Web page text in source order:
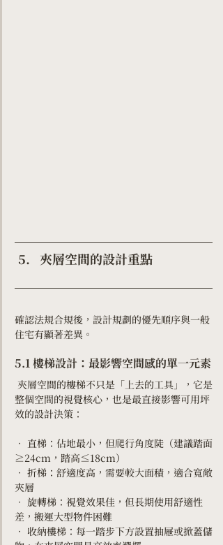
夾層空間的設計重點
確認法規合規後，設計規劃的優先順序與一般
住宅有顯著差異。
5.1 樓梯設計：最影響空間感的單一元素
夾層空間的樓梯不只是「上去的工具」，它是
整個空間的視覺核心，也是最直接影響可用坪
效的設計決策：
• 直梯：佔地最小，但爬行角度陡（建議踏面
≥24cm，踏高≤18cm）
• 折梯：舒適度高，需要較大面積，適合寬敞
夾層
• 旋轉梯：視覺效果佳，但長期使用舒適性
差，搬運大型物件困難
• 收納樓梯：每一踏步下方設置抽屜或掀蓋儲